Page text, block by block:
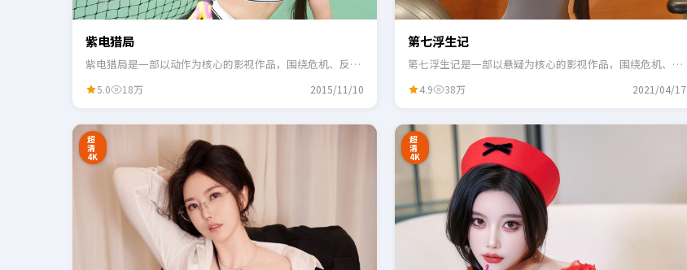
紫电猎局
紫电猎局是一部以动作为核心的影视作品，围绕危机、反转
5.0 18万 2015/11/10
第七浮生记
第七浮生记是一部以悬疑为核心的影视作品，围绕危机、反
4.9 38万 2021/04/17
超
清
4K
超
清
4K